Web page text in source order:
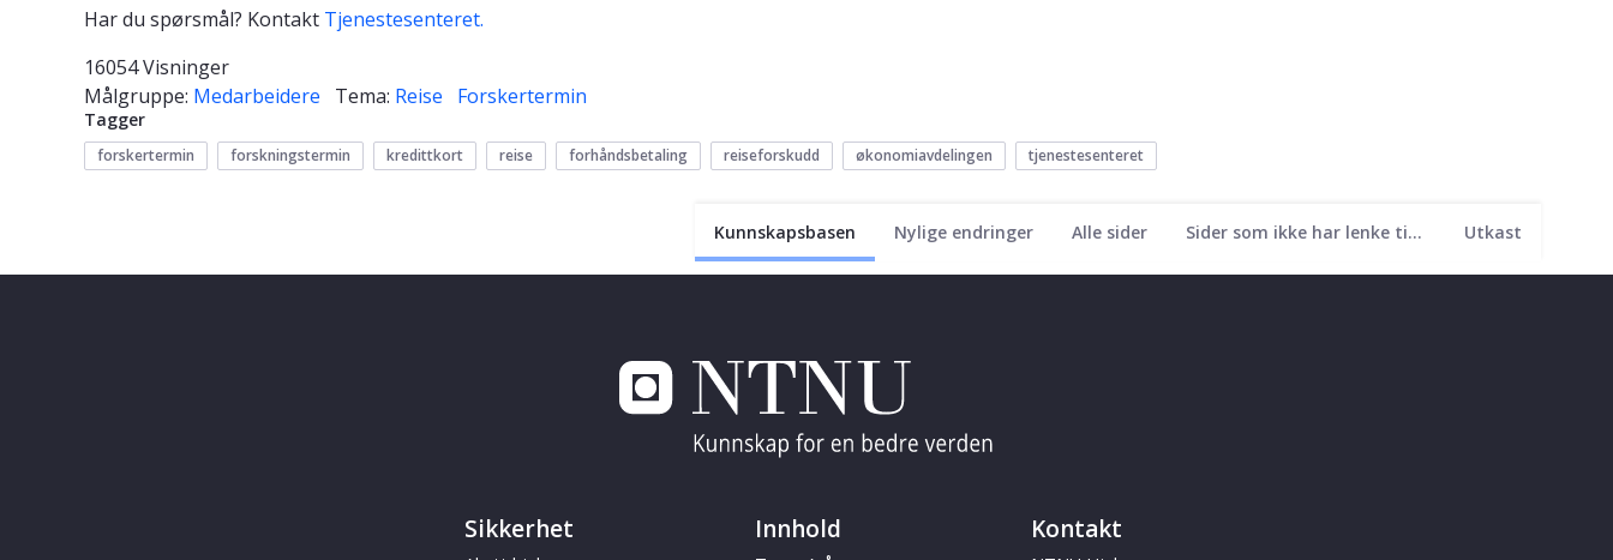
Kunnskapsbasen Nylige endringer Alle sider Sider som ikke har lenke til seg Utkast
Har du spørsmål? Kontakt Tjenestesenteret.
16054 Visninger
Målgruppe: Medarbeidere Tema: Reise Forskertermin
Tagger
forskertermin forskningstermin kredittkort reise forhåndsbetaling reiseforskudd økonomiavdelingen tjenestesenteret
Sikkerhet Innhold Kontakt